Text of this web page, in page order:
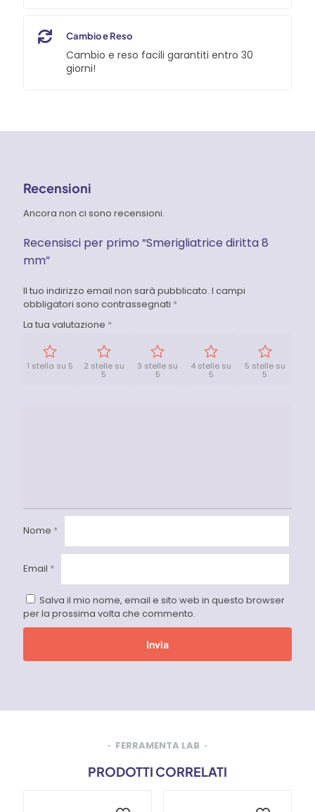
Cambio e Reso
Cambio e reso facili garantiti entro 30
giorni!
Recensioni
Ancora non ci sono recensioni.
Recensisci per primo “Smerigliatrice diritta 8
mm”
Il tuo indirizzo email non sarà pubblicato. I campi
obbligatori sono contrassegnati *
La tua valutazione *
1 stella su 5 2 stelle su
5
3 stelle su
5
4 stelle su
5
5 stelle su
5
Nome *
Email *
Salva il mio nome, email e sito web in questo browser
per la prossima volta che commento.
FERRAMENTA LAB
PRODOTTI CORRELATI